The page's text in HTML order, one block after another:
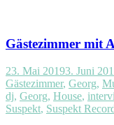
Gästezimmer mit
23. Mai 20193. Juni
Gästezimmer, Georg,
dj, Georg, House,
Suspekt, Suspekt